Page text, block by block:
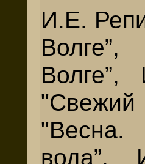
И.Е.
"Свежий
вода”,